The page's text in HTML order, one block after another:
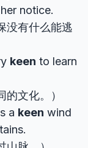
notice.
没有什么能逃
keen to learn
的文化。）
a keen wind